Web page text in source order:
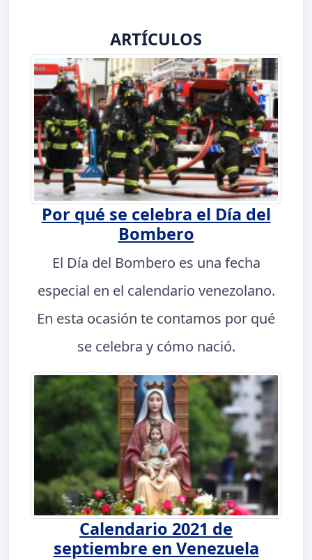
ARTÍCULOS
Por qué se celebra el Día del
Bombero
El Día del Bombero es una fecha
especial en el calendario venezolano.
En esta ocasión te contamos por qué
se celebra y cómo nació.
Calendario 2021 de
septiembre en Venezuela